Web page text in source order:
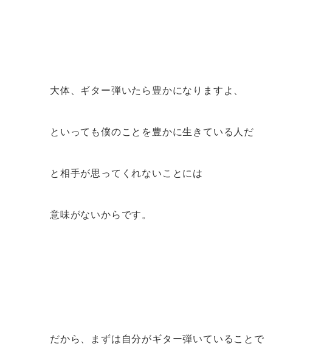
大体、ギター弾いたら豊かになりますよ、
といっても僕のことを豊かに生きている人だ
と相手が思ってくれないことには
意味がないからです。
だから、まずは自分がギター弾いていることで